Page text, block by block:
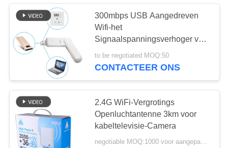
300mbps USB Aangedreven
Wifi-het
Signaalspanningsverhoger van
het Vergrotings Witte
Thuisnetwerk
to be negotiated MOQ:50
CONTACTEER ONS
2.4G WiFi-Vergrotings
Openluchtantenne 3km voor
kabeltelevisie-Camera
negotiable MOQ:1000 voor aangepast pakket/embleem